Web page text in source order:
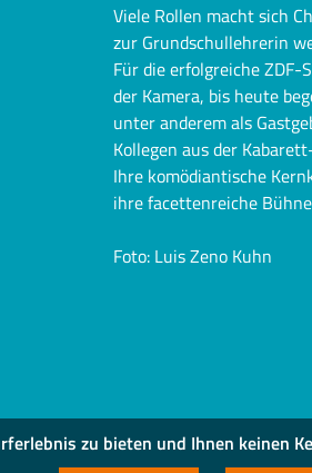
zu bieten und Ihnen keinen
Viele Rollen macht sich
zur Grundschullehrerin
Für die erfolgreiche
der Kamera, bis heute
unter anderem als
Kollegen aus der
Ihre komödiantische
ihre facettenreiche
Foto: Luis Zeno Kuhn